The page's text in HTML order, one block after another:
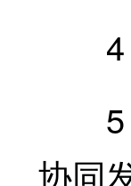
4
5
协同